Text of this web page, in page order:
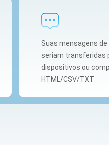
Suas mensagens
seriam transferidas
dispositivos ou
HTML/CSV/TXT